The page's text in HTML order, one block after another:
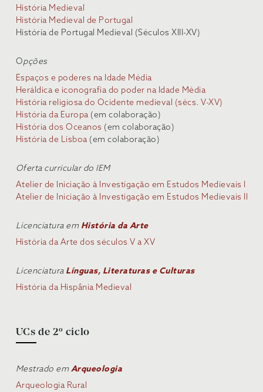
História Medieval
História Medieval de Portugal
História de Portugal Medieval (Séculos XIII-XV)
Opções
Espaços e poderes na Idade Média
Heráldica e iconografia do poder na Idade Média
História religiosa do Ocidente medieval (sécs. V-XV)
História da Europa(em colaboração)
História dos Oceanos (em colaboração)
História de Lisboa(em colaboração)
Oferta curricular do IEM
Atelier de Iniciação à Investigação em Estudos Medievais I
Atelier de Iniciação à Investigação em Estudos Medievais II
Licenciatura em História da Arte
História da Arte dos séculos V a XV
Licenciatura Línguas, Literaturas e Culturas
História da Hispânia Medieval
UCs de 2º ciclo
Mestrado em Arqueologia
Arqueologia Rural